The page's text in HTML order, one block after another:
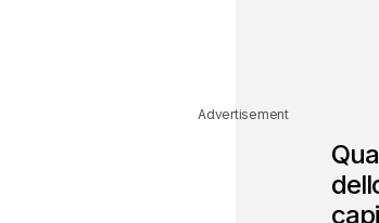
Advertisement